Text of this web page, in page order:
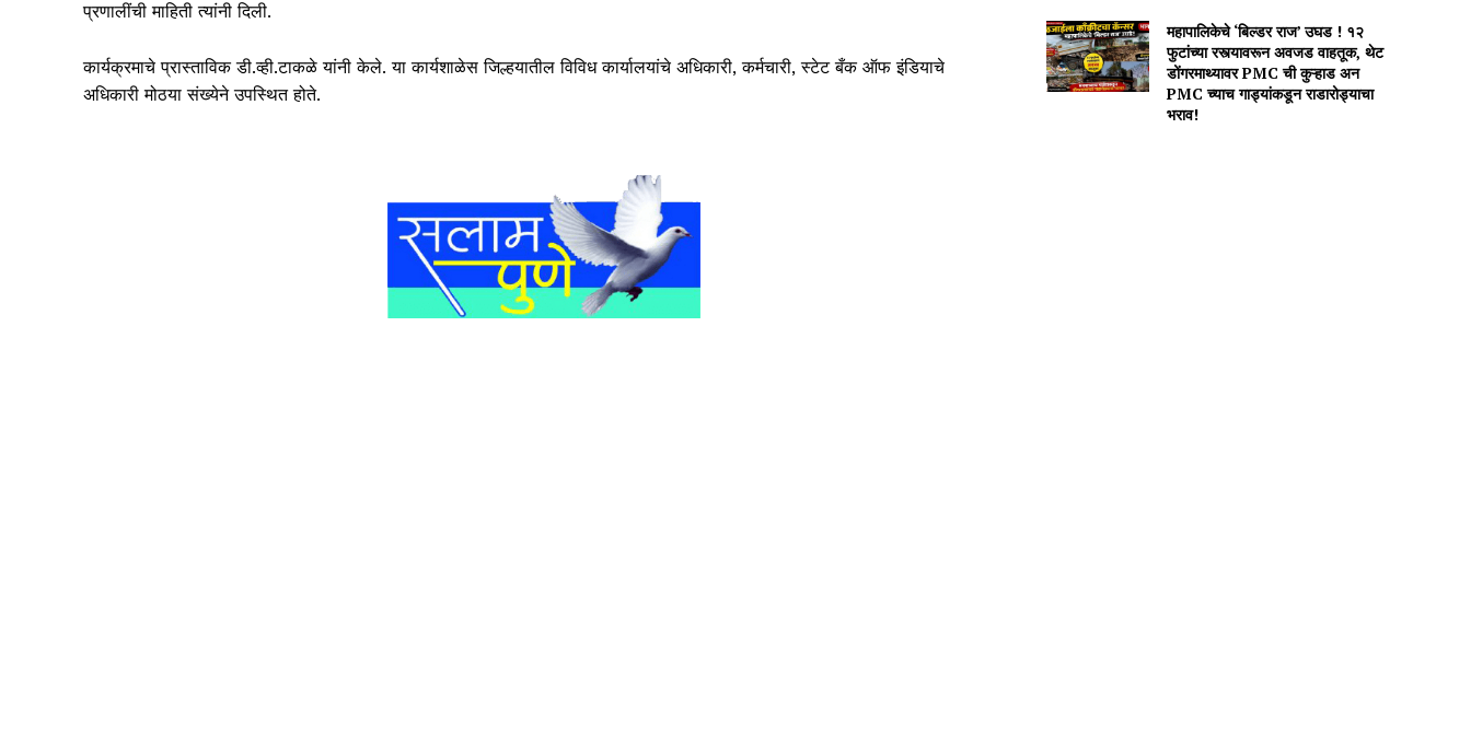
प्रणालींची माहिती त्यांनी दिली.
कार्यक्रमाचे प्रास्ताविक डी.व्ही.टाकळे यांनी केले. या कार्यशाळेस जिल्हयातील विविध कार्यालयांचे अधिकारी, कर्मचारी, स्टेट बँक ऑफ इंडियाचे
अधिकारी मोठया संख्येने उपस्थित होते.
महापालिकेचे ‘बिल्डर राज’ उघड ! १२
फुटांच्या रस्त्यावरून अवजड वाहतूक, थेट
डोंगरमाथ्यावर PMC ची कुऱ्हाड अन
PMC च्याच गाड्यांकडून राडारोड्याचा
भराव!